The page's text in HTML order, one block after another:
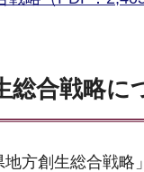
総合戦略に
方創生総合戦略